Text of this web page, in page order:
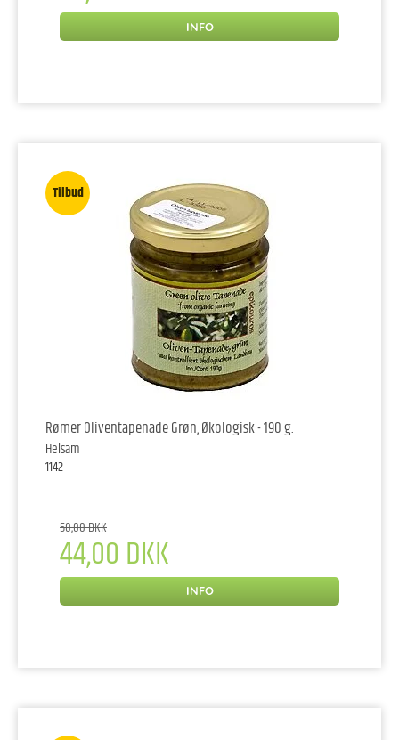
INFO
Tilbud
Rømer Oliventapenade Grøn, Økologisk - 190 g.
Helsam
1142
50,00 DKK
44,00 DKK
INFO